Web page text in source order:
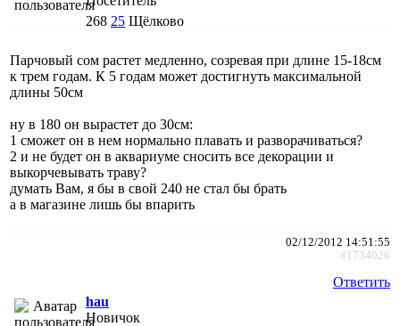
268 25 Щёлково
Парчовый сом растет медленно, созревая при длине 15-18см
к трем годам. К 5 годам может достигнуть максимальной
длины 50см
ну в 180 он вырастет до 30см:
1 сможет он в нем нормально плавать и разворачиваться?
2 и не будет он в аквариуме сносить все декорации и
выкорчевывать траву?
думать Вам, я бы в свой 240 не стал бы брать
а в магазине лишь бы впарить
02/12/2012 14:51:55
#1734026
Ответить
hau
Новичок